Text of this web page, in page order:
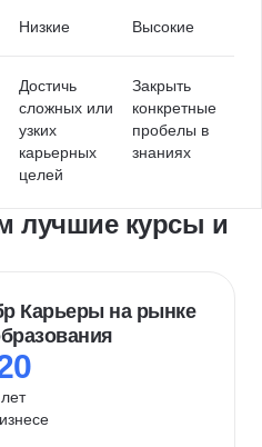
Низкие Высокие
Достичь
сложных или
узких
карьерных
целей
Закрыть
конкретные
пробелы в
знаниях
лучшие курсы и
Карьеры на рынке
лет